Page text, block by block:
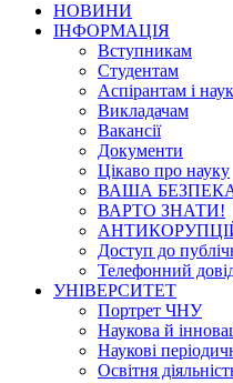
НОВИНИ
ІНФОРМАЦІЯ
Вступникам
Студентам
Аспірантам і
Викладачам
Вакансії
Документи
Цікаво про науку
ВАША
ВАРТО ЗНАТИ!
Доступ до
Телефонний
УНІВЕРСИТЕТ
Портрет ЧНУ
Наукова й
Наукові
Освітня